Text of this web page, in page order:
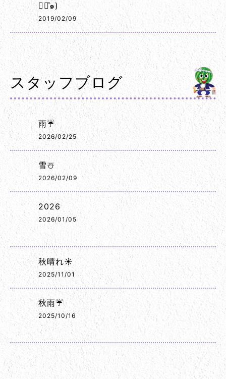
◡･̑๑)
2019/02/09
スタッフブログ
雨☔
2026/02/25
雪☃️
2026/02/09
2026
2026/01/05
秋晴れ☀️
2025/11/01
秋雨☔
2025/10/16